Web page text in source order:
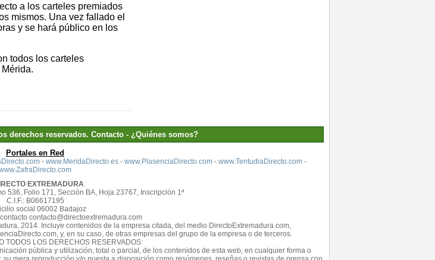
a los carteles premiados
mismos. Una vez fallado el
y se hará público en los
todos los carteles
derechos reservados. Contacto - ¿Quiénes somos?
Portales en Red
- www.MeridaDirecto.es- www.PlasenciaDirecto.com- www.TentudiaDirecto.com-
EXTREMADURA
536, Folio 171, Sección BA, Hoja 23767, Inscripción 1ª
C.I.F.: B06617195
social 06002 Badajoz
contacto@directoextremadura.com
2014. Incluye contenidos de la empresa citada, del medio DirectoExtremadura.com,
y, en su caso, de otras empresas del grupo de la empresa o de terceros.
TODOS LOS DERECHOS RESERVADOS:
pública y utilización, total o parcial, de los contenidos de esta web, en cualquier forma o